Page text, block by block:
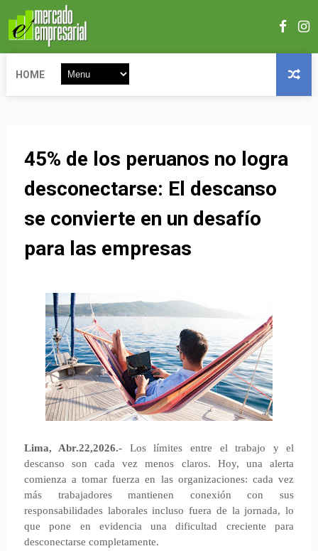
HOME
45% de los peruanos no logra
desconectarse: El descanso
se convierte en un desafío
para las empresas
Lima, Abr.22,2026.- Los límites entre el trabajo y el
descanso son cada vez menos claros. Hoy, una alerta
comienza a tomar fuerza en las organizaciones: cada vez
más trabajadores mantienen conexión con sus
responsabilidades laborales incluso fuera de la jornada, lo
que pone en evidencia una dificultad creciente para
desconectarse completamente.